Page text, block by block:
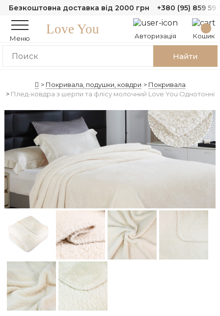
Безкоштовна доставка від 2000 грн +380 (95) 859 59
Меню
Love You Авторизація Кошик
Найти
Покривала, подушки, ковдри
Покривала
Плед-ковдра з шерпи та флісу молочний Love You Однотонні